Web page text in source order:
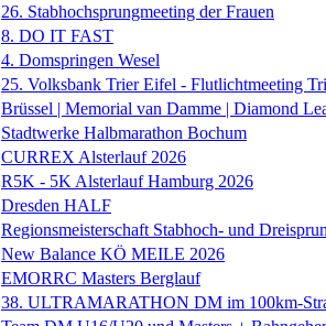
26. Stabhochsprungmeeting der Frauen
8. DO IT FAST
4. Domspringen Wesel
25. Volksbank Trier Eifel - Flutlichtmeeting
Brüssel | Memorial van Damme | Diamond
Stadtwerke Halbmarathon Bochum
CURREX Alsterlauf 2026
R5K - 5K Alsterlauf Hamburg 2026
Dresden HALF
Regionsmeisterschaft Stabhoch- und
New Balance KÖ MEILE 2026
EMORRC Masters Berglauf
38. ULTRAMARATHON DM im 100km-